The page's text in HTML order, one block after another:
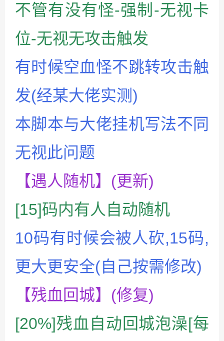
不管有没有怪-强制-无视卡
位-无视无攻击触发
有时候空血怪不跳转攻击触
发(经某大佬实测)
本脚本与大佬挂机写法不同
无视此问题
【遇人随机】(更新)
[15]码内有人自动随机
10码有时候会被人砍,15码,
更大更安全(自己按需修改)
【残血回城】(修复)
[20%]残血自动回城泡澡[每